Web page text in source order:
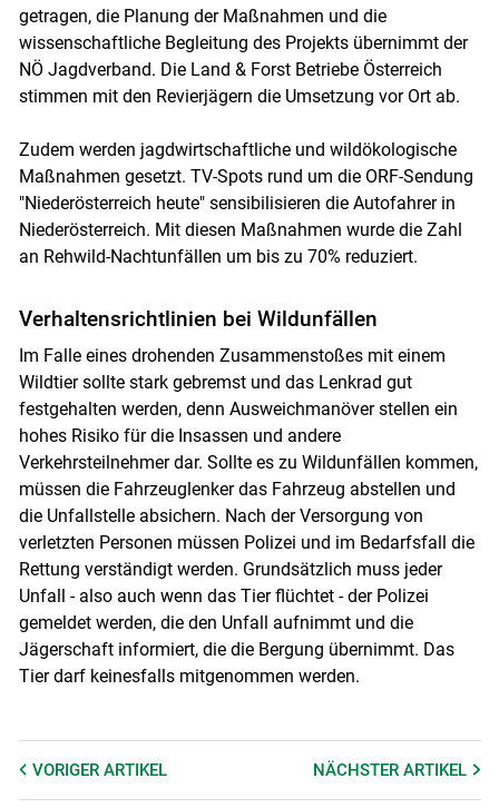
getragen, die Planung der Maßnahmen und die
wissenschaftliche Begleitung des Projekts übernimmt der
NÖ Jagdverband. Die Land & Forst Betriebe Österreich
stimmen mit den Revierjägern die Umsetzung vor Ort ab.
Zudem werden jagdwirtschaftliche und wildökologische
Maßnahmen gesetzt. TV-Spots rund um die ORF-Sendung
"Niederösterreich heute" sensibilisieren die Autofahrer in
Niederösterreich. Mit diesen Maßnahmen wurde die Zahl
an Rehwild-Nachtunfällen um bis zu 70% reduziert.
Verhaltensrichtlinien bei Wildunfällen
Im Falle eines drohenden Zusammenstoßes mit einem
Wildtier sollte stark gebremst und das Lenkrad gut
festgehalten werden, denn Ausweichmanöver stellen ein
hohes Risiko für die Insassen und andere
Verkehrsteilnehmer dar. Sollte es zu Wildunfällen kommen,
müssen die Fahrzeuglenker das Fahrzeug abstellen und
die Unfallstelle absichern. Nach der Versorgung von
verletzten Personen müssen Polizei und im Bedarfsfall die
Rettung verständigt werden. Grundsätzlich muss jeder
Unfall - also auch wenn das Tier flüchtet - der Polizei
gemeldet werden, die den Unfall aufnimmt und die
Jägerschaft informiert, die die Bergung übernimmt. Das
Tier darf keinesfalls mitgenommen werden.
VORIGER ARTIKEL NÄCHSTERARTIKEL